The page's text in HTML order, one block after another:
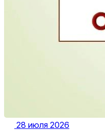
28 июля 2026